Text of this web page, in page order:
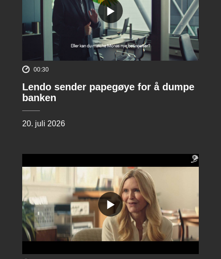
00:30
Lendo sender papegøye for å dumpe
banken
20. juli 2026